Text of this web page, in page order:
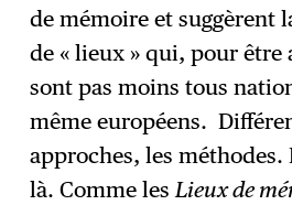
de mémoire et suggèrent
de « lieux » qui, pour être
sont pas moins tous
même européens.
approches, les méthodes.
là. Comme lesLieux de